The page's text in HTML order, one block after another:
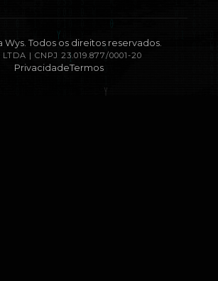
Todos os direitos reservados.
| CNPJ 23.019.877/0001-20
PrivacidadeTermos